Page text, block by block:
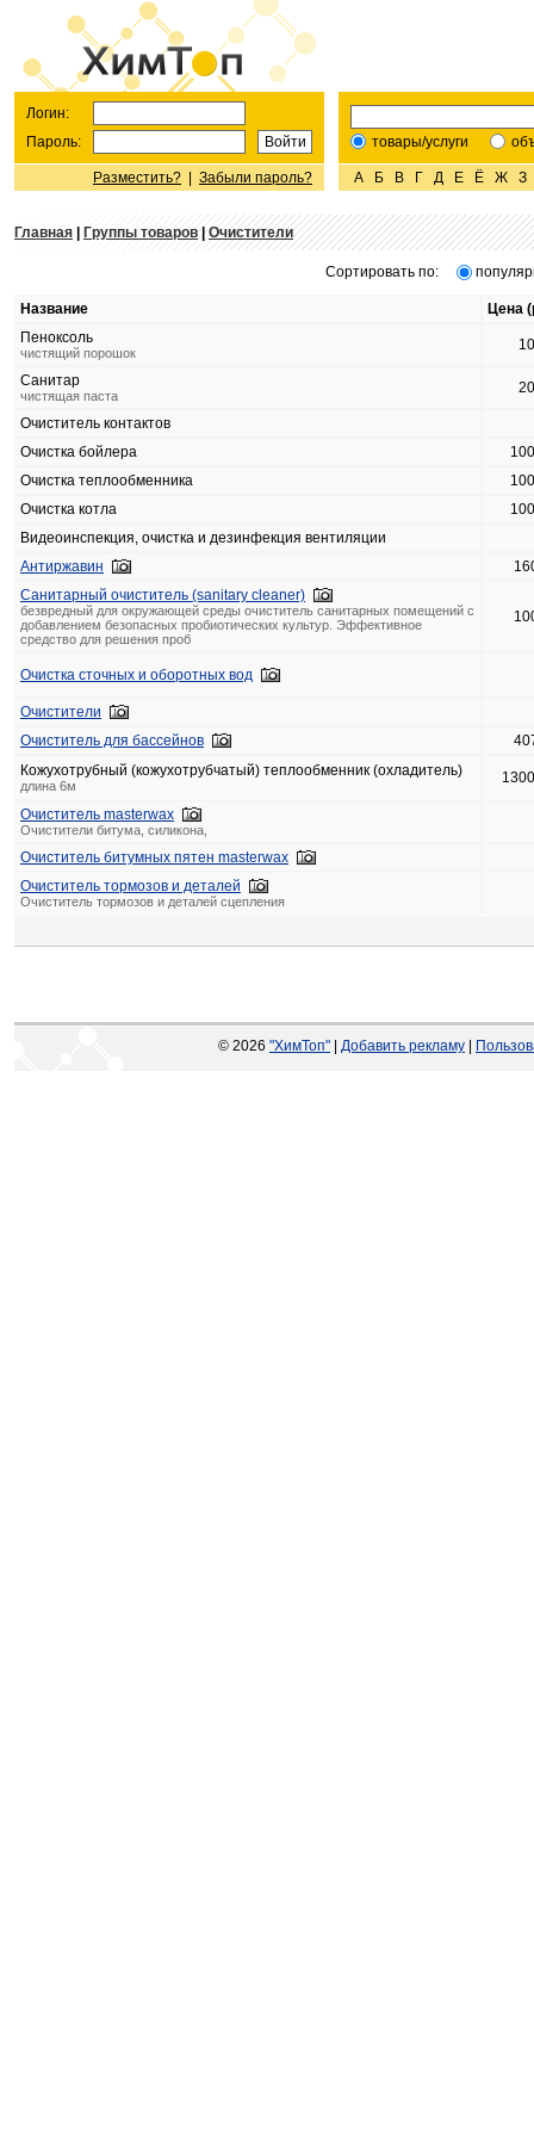
Логин:
Пароль:
Разместить? Забыли пароль?
товары/услуги
А Б В Г Д Е Ё Ж З
Главная Группы товаров|Очистители
Сортировать по:
Название
Цена
Пеноксоль
чистящий порошок
Санитар
чистящая паста
Очиститель контактов
Очистка бойлера
Очистка теплообменника
Очистка котла
Видеоинспекция, очистка и дезинфекция вентиляции
Антиржавин
Санитарный очиститель (sanitary cleaner)
безвредный для окружающей среды очиститель санитарных помещений с
добавлением безопасных пробиотических культур. Эффективное
средство для решения проб
Очистка сточных и оборотных вод
Очистители
Очиститель для бассейнов
Кожухотрубный (кожухотрубчатый) теплообменник (охладитель)
длина 6м
Очиститель masterwax
Очистители битума, силикона,
Очиститель битумных пятен masterwax
Очиститель тормозов и деталей
Очиститель тормозов и деталей сцепления
© 2026 "ХимТоп" Добавить рекламу